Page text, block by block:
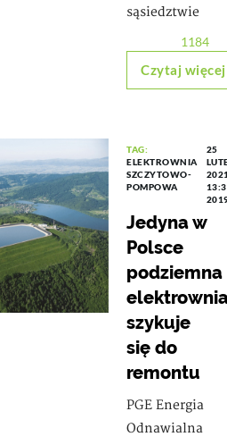
sąsiedztwie
1184
Czytaj więcej
TAG:
ELEKTROWNIA
SZCZYTOWO-
POMPOWA
25
Jedyna w
Polsce
podziemna
szykuje
się do
remontu
PGE Energia
Odnawialna